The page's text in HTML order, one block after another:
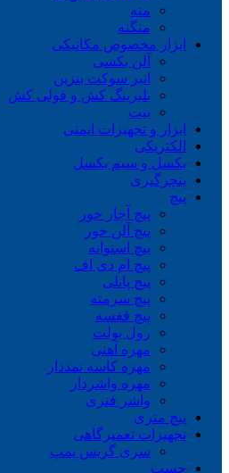
مته
منگنه
ابزار مخصوص مکانیکی
آلن بکسی
انبر سوکت بنزین
بلبرینگ کش و فولی کش
بیت
ابزار و تجهیزات ایمنی
الکتریکی
بکسل و سیم بکسل
پنچرگیری
پیچ
پیچ آچار خور
پیچ آلن خور
پیچ استوانه
پیچ ام دی اف
پیچ پانلی
پیچ سرمته
پیچ قفسه
رول بولت
مهره آهنی
مهره کاسه نمددار
مهره واشردار
واشر فنری
پیچ متری
تجهیزات تعمیرگاهی
سری گریس پمپ
چسب